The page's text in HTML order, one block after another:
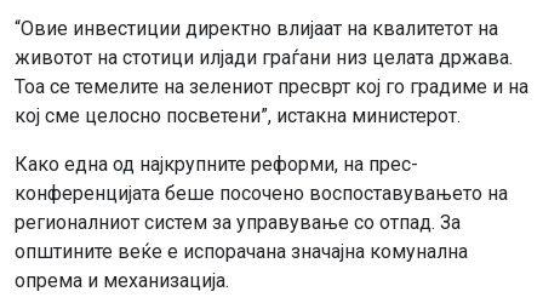
“Овие инвестиции директно влијаат на квалитетот на
животот на стотици илјади граѓани низ целата држава.
Тоа се темелите на зелениот пресврт кој го градиме и на
кој сме целосно посветени”, истакна министерот.
Како една од најкрупните реформи, на прес-
конференцијата беше посочено воспоставувањето на
регионалниот систем за управување со отпад. За
општините веќе е испорачана значајна комунална
опрема и механизација.